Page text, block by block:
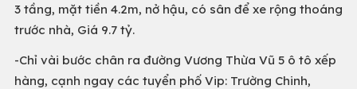
3 tầng, mặt tiền 4.2m, nở hậu, có sân để xe rộng thoáng
trước nhà, Giá 9.7 tỷ.
-Chỉ vài bước chân ra đường Vương Thừa Vũ 5 ô tô xếp
hàng, cạnh ngay các tuyển phố Vip: Trường Chinh,